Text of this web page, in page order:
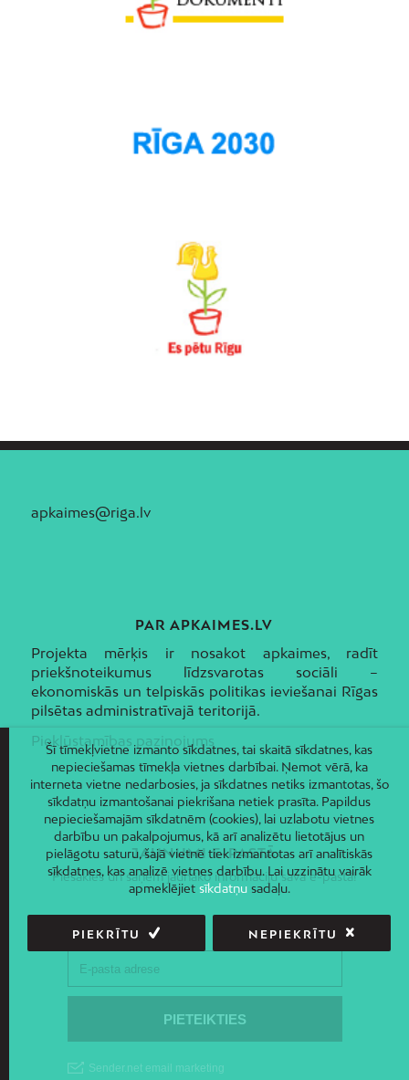
apkaimes@riga.lv
PAR APKAIMES.LV
Projekta mērķis ir nosakot apkaimes, radīt
priekšnoteikumus līdzsvarotas sociāli –
ekonomiskās un telpiskās politikas ieviešanai Rīgas
pilsētas administratīvajā teritorijā.
Piekļūstamības paziņojums
JAUNUMI E-PASTĀ
Piesakies un saņem jaunāko informāciju savā e-pastā!
Šī tīmekļvietne izmanto sīkdatnes, tai skaitā sīkdatnes, kas
nepieciešamas tīmekļa vietnes darbībai. Ņemot vērā, ka
interneta vietne nedarbosies, ja sīkdatnes netiks izmantotas, šo
sīkdatņu izmantošanai piekrišana netiek prasīta. Papildus
nepieciešamajām sīkdatnēm (cookies), lai uzlabotu vietnes
darbību un pakalpojumus, kā arī analizētu lietotājus un
pielāgotu saturu, šajā vietnē tiek izmantotas arī analītiskās
sīkdatnes, kas analizē vietnes darbību. Lai uzzinātu vairāk
apmeklējiet sīkdatņusadaļu.
PIEKRĪTU NEPIEKRĪTU